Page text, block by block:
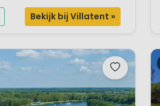
dat zijn de steek...
Bekijk bij Villatent »